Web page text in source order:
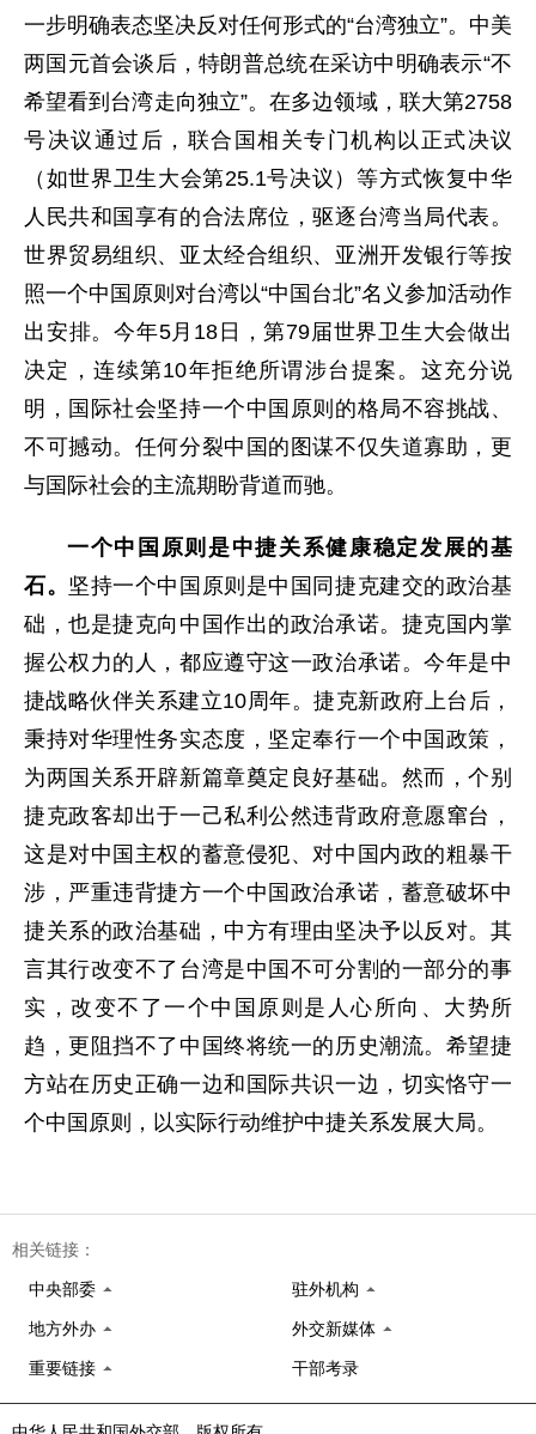
一步明确表态坚决反对任何形式的“台湾独立”。中美
两国元首会谈后，特朗普总统在采访中明确表示“不
希望看到台湾走向独立”。在多边领域，联大第2758
号决议通过后，联合国相关专门机构以正式决议
（如世界卫生大会第25.1号决议）等方式恢复中华
人民共和国享有的合法席位，驱逐台湾当局代表。
世界贸易组织、亚太经合组织、亚洲开发银行等按
照一个中国原则对台湾以“中国台北”名义参加活动作
出安排。今年5月18日，第79届世界卫生大会做出
决定，连续第10年拒绝所谓涉台提案。这充分说
明，国际社会坚持一个中国原则的格局不容挑战、
不可撼动。任何分裂中国的图谋不仅失道寡助，更
与国际社会的主流期盼背道而驰。
一个中国原则是中捷关系健康稳定发展的基
石。 坚持一个中国原则是中国同捷克建交的政治基
础，也是捷克向中国作出的政治承诺。捷克国内掌
握公权力的人，都应遵守这一政治承诺。今年是中
捷战略伙伴关系建立10周年。捷克新政府上台后，
秉持对华理性务实态度，坚定奉行一个中国政策，
为两国关系开辟新篇章奠定良好基础。然而，个别
捷克政客却出于一己私利公然违背政府意愿窜台，
这是对中国主权的蓄意侵犯、对中国内政的粗暴干
涉，严重违背捷方一个中国政治承诺，蓄意破坏中
捷关系的政治基础，中方有理由坚决予以反对。其
言其行改变不了台湾是中国不可分割的一部分的事
实，改变不了一个中国原则是人心所向、大势所
趋，更阻挡不了中国终将统一的历史潮流。希望捷
方站在历史正确一边和国际共识一边，切实恪守一
个中国原则，以实际行动维护中捷关系发展大局。
相关链接：
中央部委 驻外机构
地方外办 外交新媒体
重要链接 干部考录